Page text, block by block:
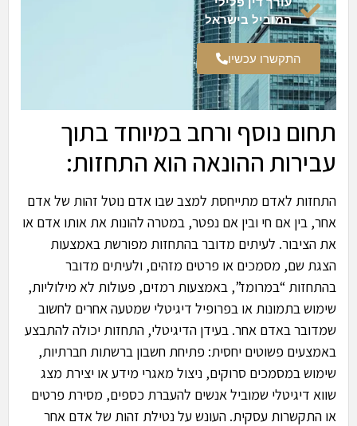
המוביל בישראל
התקשרו עכשיו
תחום נוסף ורחב במיוחד בתוך
עבירות ההונאה הוא התחזות:
התחזות לאדם מתייחסת למצב שבו אדם נוטל זהות של אדם
אחר, בין אם חי ובין אם נפטר, במטרה להונות את אותו אדם או
את הציבור. לעיתים מדובר בהתחזות מפורשת באמצעות
הצגת שם, מסמכים או פרטים מזהים, ולעיתים מדובר
בהתחזות “במרומז”, באמצעות רמזים, פעולות לא מילוליות,
שימוש בתמונות או בפרופיל דיגיטלי שמטעה אחרים לחשוב
שמדובר באדם אחר. בעידן הדיגיטלי, התחזות יכולה להתבצע
באמצעים פשוטים יחסית: פתיחת חשבון ברשתות חברתיות,
שימוש במסמכים סרוקים, ניצול מאגרי מידע או יצירת מצג
שווא דיגיטלי שמוביל אנשים להעברת כספים, מסירת פרטים
או התקשרות עסקית. העונש על נטילת זהות של אדם אחר